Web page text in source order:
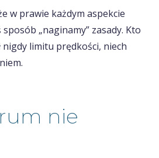
w prawie każdym aspekcie
„naginamy” zasady. Kto
nigdy limitu prędkości, niech
nie